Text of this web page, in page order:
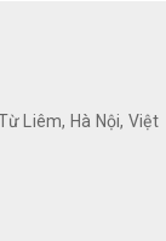
Liêm, Hà Nội, Việt